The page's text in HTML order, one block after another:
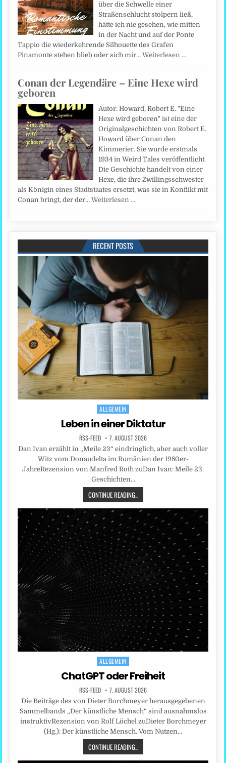
über die Schwelle einer
Straßenschlucht stolpern ließ,
hätte ich nie gesehen, wie mitten
in der Nacht und auf der Ponte
Tappio die wiederkehrende Silhouette des Grafen
Pinamonte stehen blieb oder sich mir…Weiterlesen …
Conan der Legendäre – Eine Hexe wird
geboren
Autor: Howard, Robert E. "Eine
Hexe wird geboren" ist eine der
Originalgeschichten von Robert E.
Howard über Conan den
Kimmerier. Sie wurde erstmals
1934 in Weird Tales veröffentlicht.
Die Geschichte handelt von einer
Hexe, die ihre Zwillingsschwester
als Königin eines Stadtstaates ersetzt, was sie in Konflikt mit
Conan bringt, der der…Weiterlesen …
RECENT POSTS
Posted
ALLGEMEIN
Leben in einer Diktatur
RSS-FEED 7. AUGUST 2026
Dan Ivan erzählt in „Meile 23“ eindringlich, aber auch voller
Witz vom Donaudelta im Rumänien der 1980er-
JahreRezension von Manfred Roth zuDan Ivan: Meile 23.
Geschichten…
CONTINUE READING...
Posted
in
ALLGEMEIN
ChatGPT oder Freiheit
RSS-FEED 7. AUGUST 2026
Die Beiträge des von Dieter Borchmeyer herausgegebenen
Sammelbands „Der künstliche Mensch“ sind ausnahmslos
instruktivRezension von Rolf Löchel zuDieter Borchmeyer
(Hg.): Der künstliche Mensch. Vom Nutzen…
CONTINUE READING...